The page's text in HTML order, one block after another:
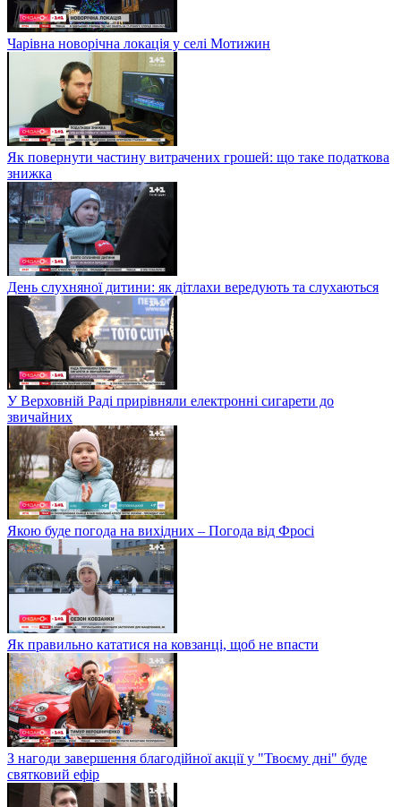
Чарівна новорічна локація у селі Мотижин
Як повернути частину витрачених грошей: що таке податкова
знижка
День слухняної дитини: як дітлахи вередують та слухаються
У Верховній Раді прирівняли електронні сигарети до
звичайних
Якою буде погода на вихідних – Погода від Фросі
Як правильно кататися на ковзанці, щоб не впасти
З нагоди завершення благодійної акції у "Твоєму дні" буде
святковий ефір